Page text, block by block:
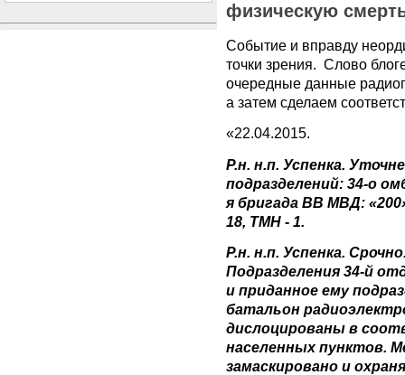
физическую
Событие и вправду
точки зрения. Слово
очередные данные
а затем сделаем
«22.04.2015.
Р.н. н.п. Успенка.
подразделений: 34-о
я бригада ВВ МВД:
18, ТМН - 1.
Р.н. н.п. Успенка.
Подразделения 34-й
и приданное ему
батальон
дислоцированы в
населенных пунктов.
замаскировано и